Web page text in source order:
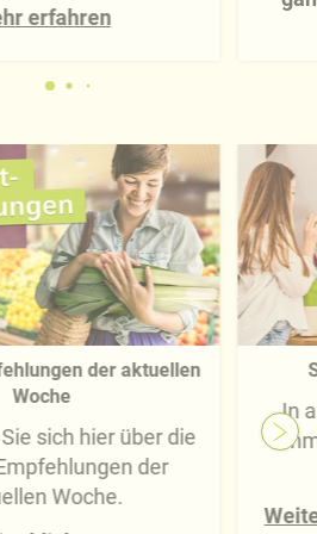
erfahren
der aktuellen
Woche
sich hier über die
der
Woche.
In